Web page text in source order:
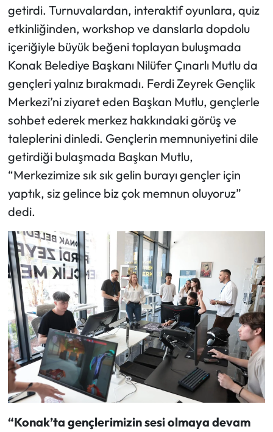
getirdi. Turnuvalardan, interaktif oyunlara, quiz
etkinliğinden, workshop ve danslarla dopdolu
içeriğiyle büyük beğeni toplayan buluşmada
Konak Belediye Başkanı Nilüfer Çınarlı Mutlu da
gençleri yalnız bırakmadı. Ferdi Zeyrek Gençlik
Merkezi’ni ziyaret eden Başkan Mutlu, gençlerle
sohbet ederek merkez hakkındaki görüş ve
taleplerini dinledi. Gençlerin memnuniyetini dile
getirdiği bulaşmada Başkan Mutlu,
“Merkezimize sık sık gelin burayı gençler için
yaptık, siz gelince biz çok memnun oluyoruz”
dedi.
“Konak’ta gençlerimizin sesi olmaya devam